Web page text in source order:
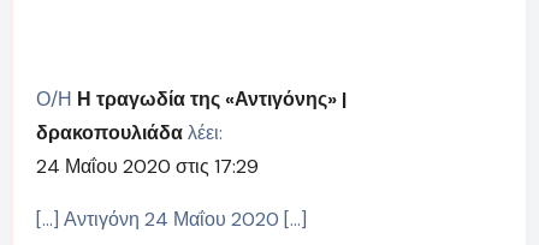
Ο/Η Η τραγωδία της «Αντιγόνης» |
δρακοπουλιάδα λέει:
24 Μαΐου 2020 στις 17:29
[…] Αντιγόνη 24 Μαΐου 2020 […]